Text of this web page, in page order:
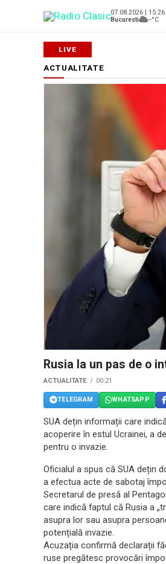
07.08.2026 | 15:26
Bucuresti
--°C
ACTUALITATE
Rusia la un pas de o
ACTUALITATE 00:21
TELEGRAM WHATSAPP
SUA dețin informații care
acoperire în estul Ucrainei, a
pentru o invazie.
Oficialul a spus că SUA dețin
a efectua acte de sabotaj
Secretarul de presă al
care indică faptul că Rusia a
asupra lor sau asupra
potențială invazie.
Acuzația confirmă declarații
ruse pregătesc provocări